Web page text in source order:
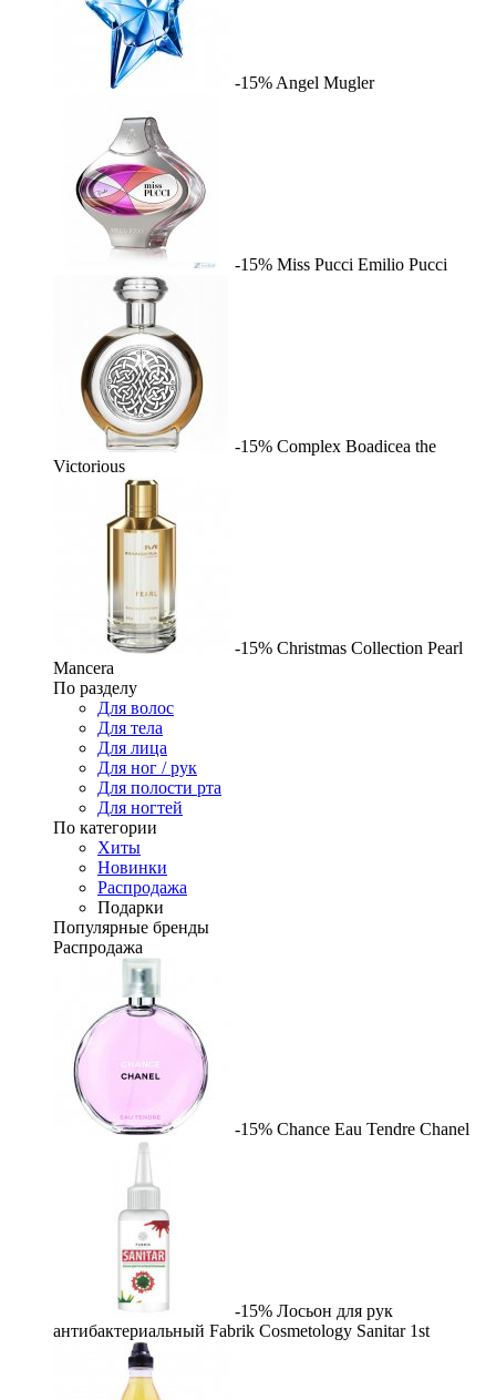
-15% Angel Mugler
-15% Miss Pucci Emilio Pucci
-15% Complex Boadicea the
Victorious
-15% Christmas Collection Pearl
Mancera
По разделу
Для волос
Для тела
Для лица
Для ног / рук
Для полости рта
Для ногтей
По категории
Хиты
Новинки
Распродажа
Подарки
Популярные бренды
Распродажа
-15% Chance Eau Tendre Chanel
-15% Лосьон для рук
антибактериальный Fabrik Cosmetology Sanitar 1st